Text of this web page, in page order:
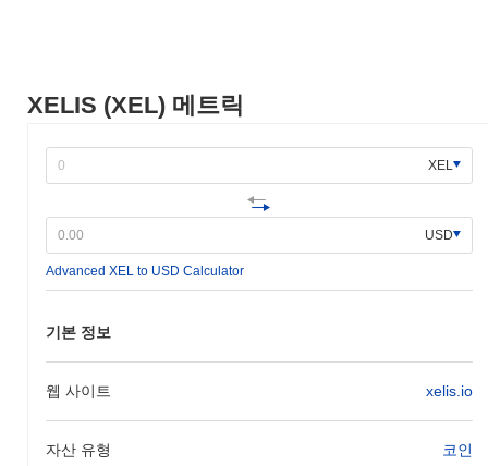
XELIS (XEL) 메트릭
XEL
USD
Advanced XEL to USD Calculator
기본 정보
웹 사이트 xelis.io
자산 유형 코인
험과 거래 효율성을 개선하기 위한 새로운 기능을 도입할 것입니
다. 또한, XELIS는 향후 몇 달 내에 발표될 것으로 예상되는 전략
할 것입니다. 이러한 이니셔티브는 플랫폼의 유용성과 채택을 증가
시키는 데 중점을 둔 더 넓은 로드맵의 일환입니다. 이러한 이정표
에 대한 진행 상황은 공식 채널을 통해 모니터링되어 개발 과정 전
반에 걸쳐 투명성과 커뮤니티 참여를 보장합니다.
XELIS의 차별점은 무엇인가요?
인 Layer 1 아키텍처를 통해 차별화됩니다. 이는 거래에 대한 높은
처리량과 낮은 지연 시간을 가능하게 합니다. 이러한 독특한 설계
는 거래의 병렬 처리를 허용하여 전통적인 블록체인 모델에 비해
확장성과 효율성을 크게 향상시킵니다. 또한, XELIS는 고급 프라
상호 운용성을 지원하여 다른 블록체인 네트워크와의 원활한 통신